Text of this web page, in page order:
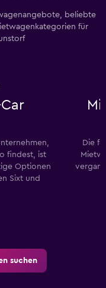
beliebte
für
findest, ist
Optionen
Sixt und
Die
suchen